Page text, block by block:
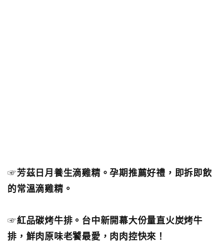
☞芳茲日月養生滴雞精。孕期推薦好禮，即拆即飲
的常溫滴雞精。
☞紅品碳烤牛排。台中新開幕大份量直火炭烤牛
排，鮮肉原味老饕最愛，肉肉控快來！